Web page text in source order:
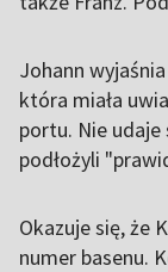
Johann
która miała
portu. Nie
podłożyli
Okazuje się, że
numer basenu.